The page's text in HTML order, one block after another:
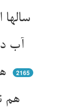
سالها اندر میانشان حرب بود ** چون ز حد رفت و ملولی می‌فزود
2165